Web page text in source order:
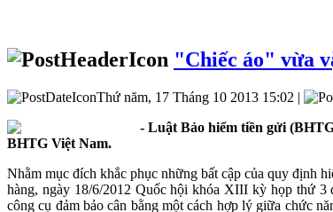
"Chiếc áo" vừa
Thứ năm, 17 Tháng 10 2013 15:02 |
- Luật Bảo hiểm tiền gửi
BHTG Việt Nam.
Nhằm mục đích khắc phục những bất cập của quy định
hàng, ngày 18/6/2012 Quốc hội khóa XIII kỳ họp thứ 3
công cụ đảm bảo cân bằng một cách hợp lý giữa chức